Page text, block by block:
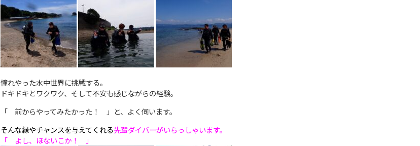
憧れやった水中世界に挑戦する。
ドキドキとワクワク、そして不安も感じながらの経験。
「 前からやってみたかった！ 」と、よく伺います。
そんな縁やチャンスを与えてくれる先輩ダイバーがいらっしゃいます。
「 よし、ほないこか！ 」